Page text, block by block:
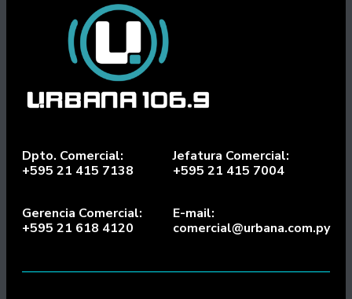
Dpto. Comercial:
+595 21 415 7138
Jefatura Comercial:
+595 21 415 7004
Gerencia Comercial:
+595 21 618 4120
E-mail:
comercial@urbana.com.py